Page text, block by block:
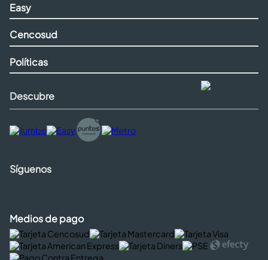
Easy
Cencosud
Políticas
Descubre
Síguenos
Medios de pago